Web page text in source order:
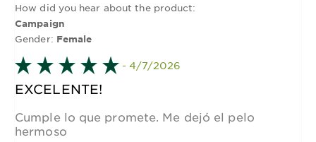
How did you hear about the product:
Campaign
Gender: Female
- 4/7/2026
EXCELENTE!
Cumple lo que promete. Me dejó el pelo
hermoso